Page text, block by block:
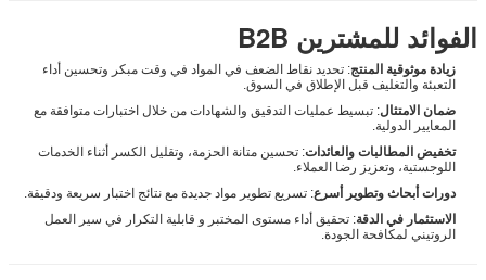
الفوائد للمشترين B2B
زيادة موثوقية المنتج: تحديد نقاط الضعف في المواد في وقت مبكر وتحسين أداء
التعبئة والتغليف قبل الإطلاق في السوق.
ضمان الامتثال: تبسيط عمليات التدقيق والشهادات من خلال اختبارات متوافقة مع
المعايير الدولية.
تخفيض المطالبات والعائدات: تحسين متانة الحزمة، وتقليل الكسر أثناء الخدمات
اللوجستية، وتعزيز رضا العملاء.
دورات أبحاث وتطوير أسرع: تسريع تطوير مواد جديدة مع نتائج اختبار سريعة ودقيقة.
الاستثمار في الدقة: تحقيق أداء مستوى المختبر و قابلية التكرار في سير العمل
الروتيني لمكافحة الجودة.